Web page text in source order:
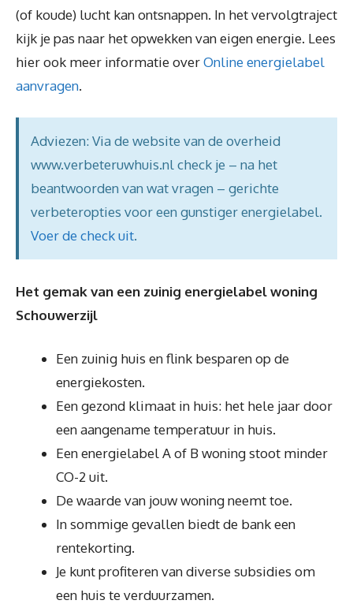
(of koude) lucht kan ontsnappen. In het vervolgtraject
kijk je pas naar het opwekken van eigen energie. Lees
hier ook meer informatie overOnline energielabel
aanvragen.
Adviezen: Via de website van de overheid
www.verbeteruwhuis.nl check je – na het
beantwoorden van wat vragen – gerichte
verbeteropties voor een gunstiger energielabel.
Voer de check uit.
Het gemak van een zuinig energielabel woning
Schouwerzijl
Een zuinig huis en flink besparen op de
energiekosten.
Een gezond klimaat in huis: het hele jaar door
een aangename temperatuur in huis.
Een energielabel A of B woning stoot minder
CO-2 uit.
De waarde van jouw woning neemt toe.
In sommige gevallen biedt de bank een
rentekorting.
Je kunt profiteren van diverse subsidies om
een huis te verduurzamen.